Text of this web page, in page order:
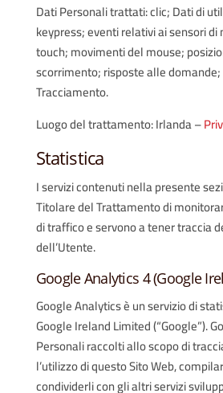
Dati Personali trattati: clic; Dati di
keypress; eventi relativi ai sensori
touch; movimenti del mouse;
scorrimento; risposte alle
Tracciamento.
Luogo del trattamento: Irlanda –
Statistica
I servizi contenuti nella presente
Titolare del Trattamento di
di traffico e servono a tener traccia
dell’Utente.
Google Analytics 4 (Google
Google Analytics è un servizio di
Google Ireland Limited (“Google”).
Personali raccolti allo scopo di
l’utilizzo di questo Sito Web,
condividerli con gli altri servizi